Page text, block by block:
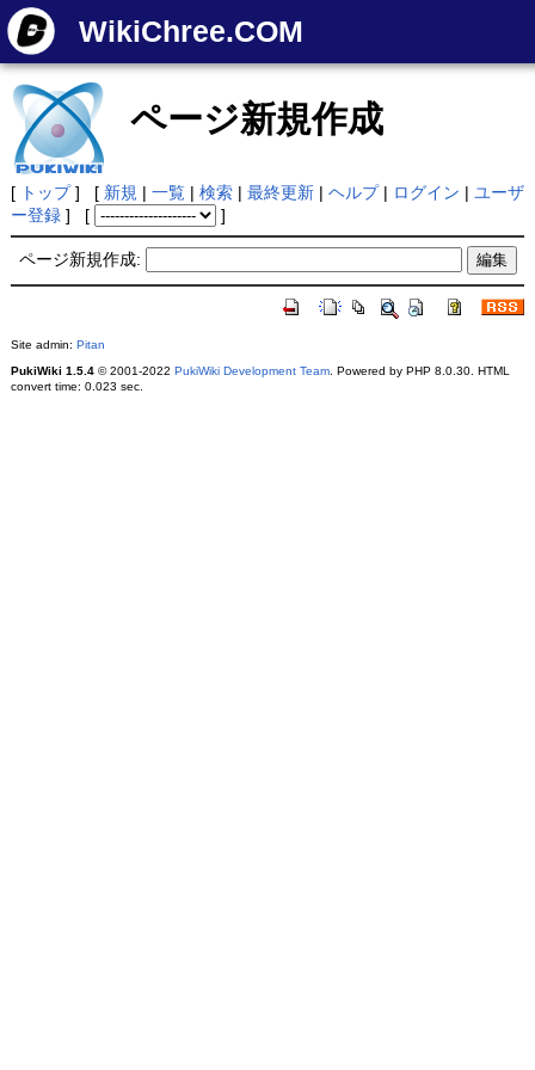
WikiChree.COM
ページ新規作成
[ トップ] [ 新規 | 一覧| 検索| 最終更新| ヘルプ| ログイン | ユーザ
ー登録] [ ]
ページ新規作成:
Site admin: Pitan
PukiWiki 1.5.4© 2001-2022 PukiWiki Development Team. Powered by PHP 8.0.30. HTML
convert time: 0.023 sec.